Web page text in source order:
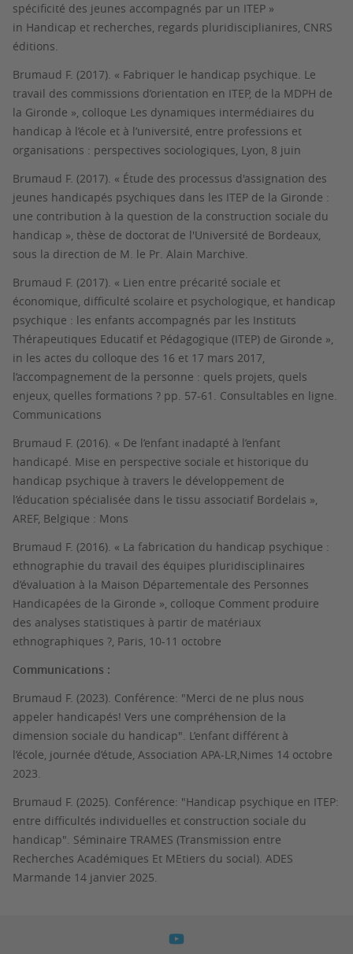
spécificité des jeunes accompagnés par un ITEP »
in Handicap et recherches, regards pluridisciplianires, CNRS
éditions.
Brumaud F. (2017). « Fabriquer le handicap psychique. Le
travail des commissions d’orientation en ITEP, de la MDPH de
la Gironde », colloque Les dynamiques intermédiaires du
handicap à l’école et à l’université, entre professions et
organisations : perspectives sociologiques, Lyon, 8 juin
Brumaud F. (2017). « Étude des processus d'assignation des
jeunes handicapés psychiques dans les ITEP de la Gironde :
une contribution à la question de la construction sociale du
handicap », thèse de doctorat de l'Université de Bordeaux,
sous la direction de M. le Pr. Alain Marchive.
Brumaud F. (2017). « Lien entre précarité sociale et
économique, difficulté scolaire et psychologique, et handicap
psychique : les enfants accompagnés par les Instituts
Thérapeutiques Educatif et Pédagogique (ITEP) de Gironde »,
in les actes du colloque des 16 et 17 mars 2017,
l’accompagnement de la personne : quels projets, quels
enjeux, quelles formations ? pp. 57-61. Consultables en ligne.
Communications
Brumaud F. (2016). « De l’enfant inadapté à l’enfant
handicapé. Mise en perspective sociale et historique du
handicap psychique à travers le développement de
l’éducation spécialisée dans le tissu associatif Bordelais »,
AREF, Belgique : Mons
Brumaud F. (2016). « La fabrication du handicap psychique :
ethnographie du travail des équipes pluridisciplinaires
d’évaluation à la Maison Départementale des Personnes
Handicapées de la Gironde », colloque Comment produire
des analyses statistiques à partir de matériaux
ethnographiques ?, Paris, 10-11 octobre
Communications :
Brumaud F. (2023). Conférence: "Merci de ne plus nous
appeler handicapés! Vers une compréhension de la
dimension sociale du handicap". L’enfant différent à
l’école, journée d’étude, Association APA-LR,Nimes 14 octobre
2023.
Brumaud F. (2025). Conférence: "Handicap psychique en ITEP:
entre difficultés individuelles et construction sociale du
handicap". Séminaire TRAMES (Transmission entre
Recherches Académiques Et MEtiers du social). ADES
Marmande 14 janvier 2025.